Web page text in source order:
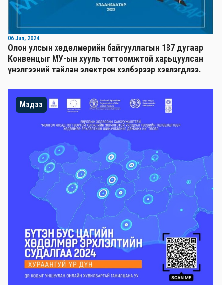
06 Jun, 2024
Олон улсын хөдөлмөрийн байгууллагын 187 дугаар
Конвенцыг МУ-ын хууль тогтоомжтой харьцуулсан
үнэлгээний тайлан электрон хэлбэрээр хэвлэгдлээ.
Мэдээ